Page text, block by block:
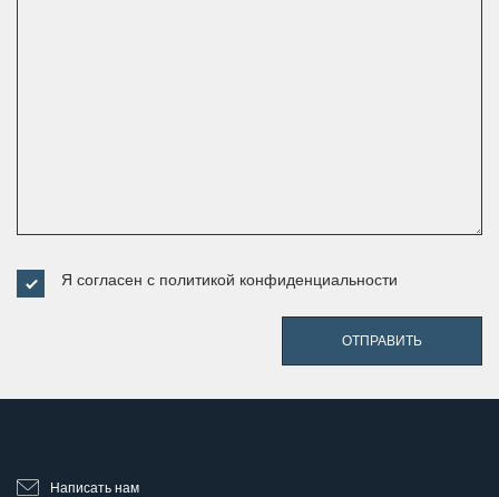
Я согласен с политикой конфиденциальности
ОТПРАВИТЬ
Написать нам